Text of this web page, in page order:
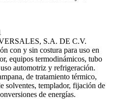
S.A. DE C.V.
con y sin costura para uso en
equipos termodinámicos, tubo
automotriz y refrigeración.
de tratamiento térmico,
solventes, templador, fijación de
de energías.